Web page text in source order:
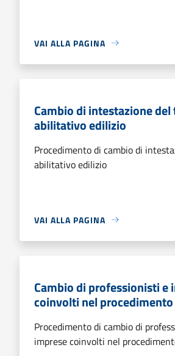
VAI ALLA PAGINA
Cambio di intestazione
abilitativo edilizio
Procedimento di cambio di
abilitativo edilizio
VAI ALLA PAGINA
Cambio di professionisti e
coinvolti nel
Procedimento di cambio di
imprese coinvolti nel